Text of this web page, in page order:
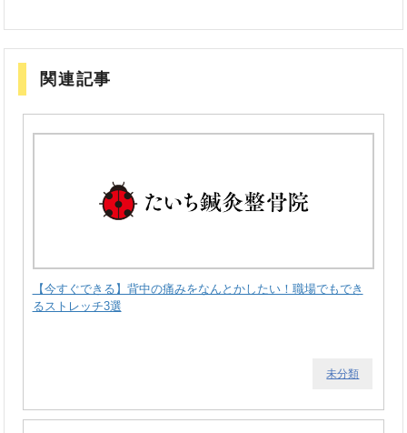
関連記事
【今すぐできる】背中の痛みをなんとかしたい！職場でもでき
るストレッチ3選
未分類